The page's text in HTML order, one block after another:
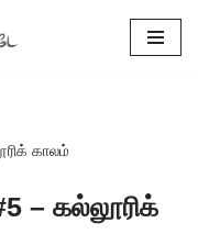
காலம்
– கல்லூரிக்